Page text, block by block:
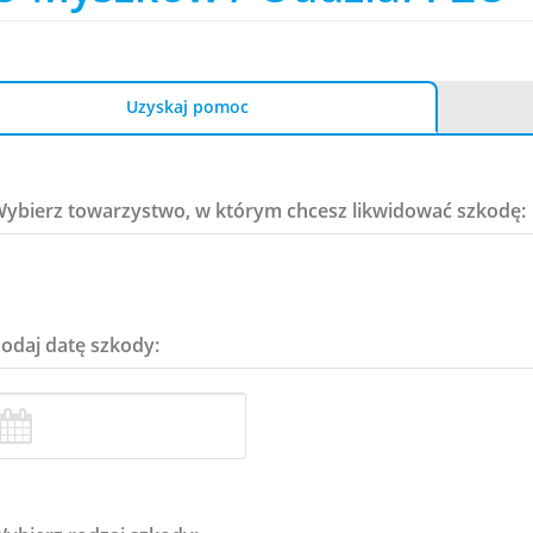
Uzyskaj pomoc
towarzystwo, w którym chcesz likwidować szkodę:
datę szkody: